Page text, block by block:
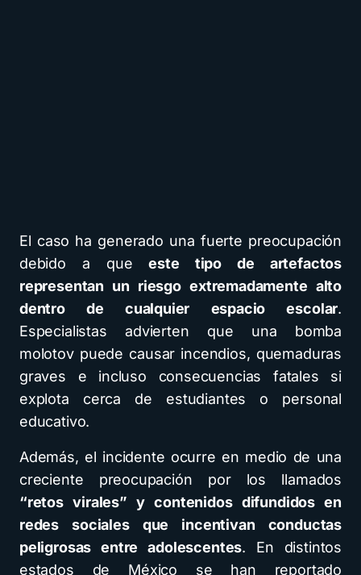
El caso ha generado una fuerte preocupación
debido a queeste tipo de artefactos
representan un riesgo extremadamente alto
dentro de cualquier espacio escolar.
Especialistas advierten que una bomba
molotov puede causar incendios, quemaduras
graves e incluso consecuencias fatales si
explota cerca de estudiantes o personal
educativo.
Además, el incidente ocurre en medio de una
creciente preocupación por los llamados
“retos virales” y contenidos difundidos en
redes sociales que incentivan conductas
peligrosas entre adolescentes. En distintos
estados de México se han reportado